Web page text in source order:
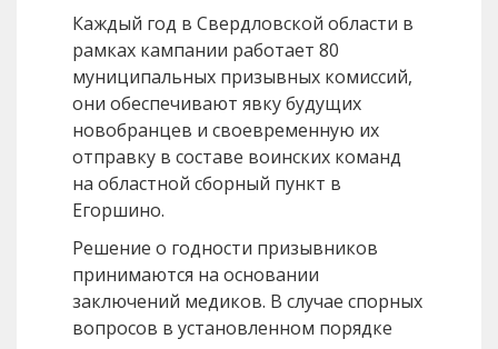
Каждый год в Свердловской области в
рамках кампании работает 80
муниципальных призывных комиссий,
они обеспечивают явку будущих
новобранцев и своевременную их
отправку в составе воинских команд
на областной сборный пункт в
Егоршино.
Решение о годности призывников
принимаются на основании
заключений медиков. В случае спорных
вопросов в установленном порядке